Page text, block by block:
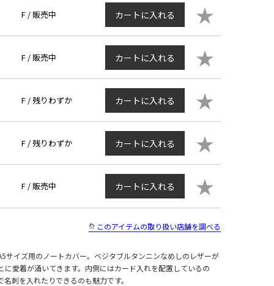
F / 販売中 カートに入れる ★
F / 販売中 カートに入れる ★
F /残りわずか カートに入れる ★
F /残りわずか カートに入れる ★
F / 販売中 カートに入れる ★
このアイテムの取り扱い店舗を調べる
サイズ用のノートカバー。ベジタブルタンニンなめしのレザーが
に愛着が涌いてきます。内側にはカード入れを配置しているの
刺を入れたりできるのも魅力です。